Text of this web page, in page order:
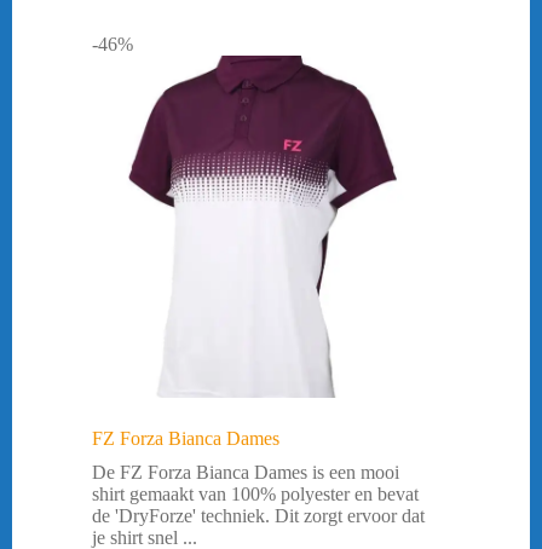
-46%
FZ Forza Bianca Dames
De FZ Forza Bianca Dames is een mooi
shirt gemaakt van 100% polyester en bevat
de 'DryForze' techniek. Dit zorgt ervoor dat
je shirt snel ...